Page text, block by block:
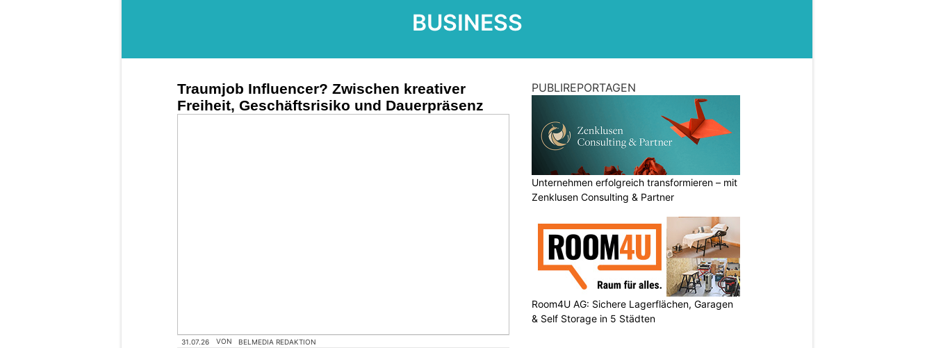
BUSINESS
Traumjob Influencer? Zwischen kreativer
Freiheit, Geschäftsrisiko und Dauerpräsenz
31.07.26 VON BELMEDIA REDAKTION
PUBLIREPORTAGEN
Unternehmen erfolgreich transformieren – mit
Zenklusen Consulting & Partner
Room4U AG: Sichere Lagerflächen, Garagen
& Self Storage in 5 Städten